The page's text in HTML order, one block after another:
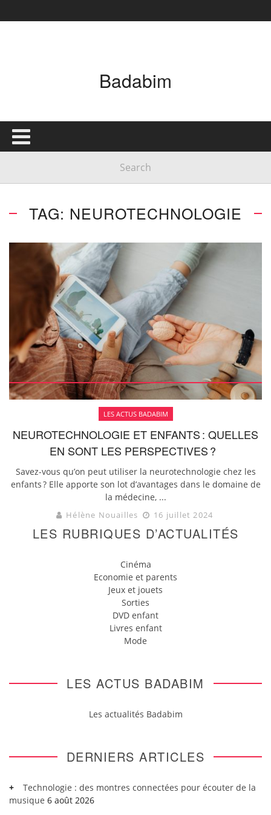
Badabim
TAG: NEUROTECHNOLOGIE
LES ACTUS BADABIM
NEUROTECHNOLOGIE ET ENFANTS : QUELLES
EN SONT LES PERSPECTIVES ?
Savez-vous qu’on peut utiliser la neurotechnologie chez les
enfants ? Elle apporte son lot d’avantages dans le domaine de
la médecine, ...
Hélène Nouailles 16 juillet 2024
LES RUBRIQUES D’ACTUALITÉS
Cinéma
Economie et parents
Jeux et jouets
Sorties
DVD enfant
Livres enfant
Mode
LES ACTUS BADABIM
Les actualités Badabim
DERNIERS ARTICLES
Technologie : des montres connectées pour écouter de la
musique 6 août 2026